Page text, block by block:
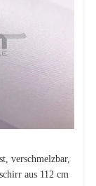
verschmelzbar,
aus 112 cm